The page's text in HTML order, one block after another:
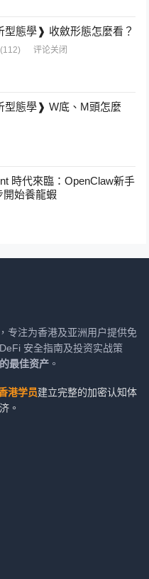
型態學❱ 收斂形態怎麼看？
(112) 评论关闭
型態學❱ W底、M頭怎麼
時代來臨：OpenClaw新手
開始養龍蝦
专注为香港及亚洲用户提供免
安全指南及投资实战策
最佳资产 。
港学员建立完整的加密认知体
。